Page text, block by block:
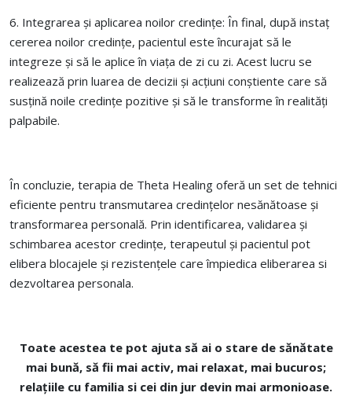
6. Integrarea și aplicarea noilor credințe: În final, după instaț
cererea noilor credințe, pacientul este încurajat să le
integreze și să le aplice în viața de zi cu zi. Acest lucru se
realizează prin luarea de decizii și acțiuni conștiente care să
susțină noile credințe pozitive și să le transforme în realități
palpabile.
În concluzie, terapia de Theta Healing oferă un set de tehnici
eficiente pentru transmutarea credințelor nesănătoase și
transformarea personală. Prin identificarea, validarea și
schimbarea acestor credințe, terapeutul și pacientul pot
elibera blocajele și rezistențele care împiedica eliberarea si
dezvoltarea personala.
Toate acestea te pot ajuta să ai o stare de sănătate
mai bună, să fii mai activ, mai relaxat, mai bucuros;
relațiile cu familia si cei din jur devin mai armonioase.